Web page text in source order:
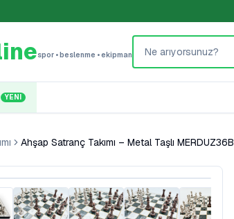
spor • beslenme • ekipman
YENI
Ahşap Satranç Takımı – Metal Taşlı MERDUZ36B